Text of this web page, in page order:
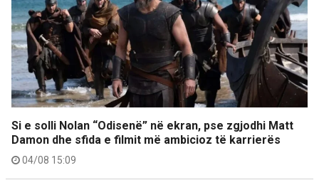
Si e solli Nolan “Odisenë” në ekran, pse zgjodhi Matt
Damon dhe sfida e filmit më ambicioz të karrierës
04/08 15:09